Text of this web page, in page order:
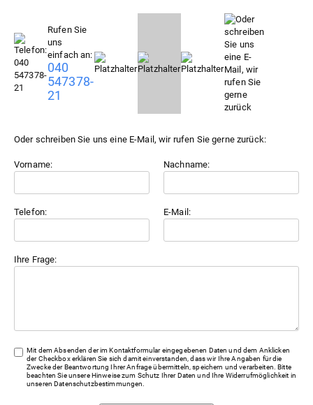
Rufen Sie
uns
einfach an:
040
547378-
21
Oder schreiben Sie uns eine E-Mail, wir rufen Sie gerne zurück:
Vorname: Nachname:
Telefon: E-Mail:
Ihre Frage:
Mit dem Absenden der im Kontaktformular eingegebenen Daten und dem Anklicken
der Checkbox erklären Sie sich damit einverstanden, dass wir Ihre Angaben für die
Zwecke der Beantwortung Ihrer Anfrage übermitteln, speichern und verarbeiten. Bitte
beachten Sie unsere Hinweise zum Schutz Ihrer Daten und Ihre Widerrufmöglichkeit in
unserenDatenschutzbestimmungen